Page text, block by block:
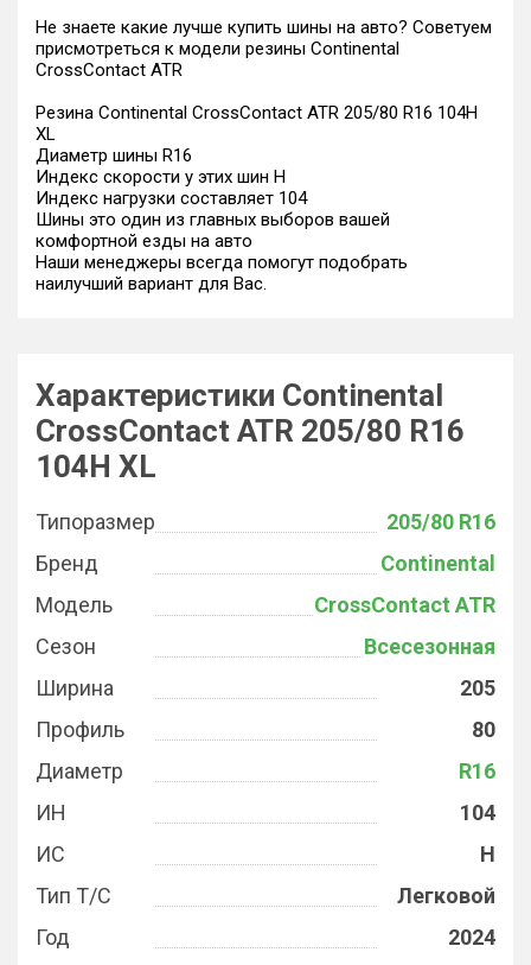
Не знаете какие лучше купить шины на авто? Советуем
присмотреться к модели резины Continental
CrossContact ATR
Резина Continental CrossContact ATR 205/80 R16 104H
XL
Диаметр шины R16
Индекс скорости у этих шин H
Индекс нагрузки составляет 104
Шины это один из главных выборов вашей
комфортной езды на авто
Наши менеджеры всегда помогут подобрать
наилучший вариант для Вас.
Характеристики Continental
CrossContact ATR 205/80 R16
104H XL
Типоразмер
205/80 R16
Бренд
Continental
Модель
CrossContact ATR
Сезон
Всесезонная
Ширина
205
Профиль
80
Диаметр
R16
ИН
104
ИС
H
Тип Т/С
Легковой
Год
2024